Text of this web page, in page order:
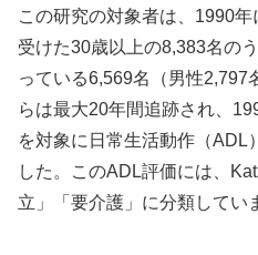
この研究の対象者は、1990
受けた30歳以上の8,383名の
っている6,569名（男性2,797
らは最大20年間追跡され、
を対象に日常生活動作（ADL
した。このADL評価には、
立」「要介護」に分類してい